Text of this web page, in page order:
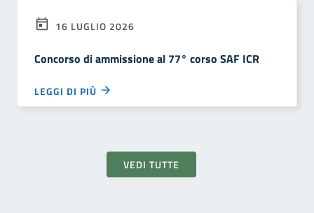
16 LUGLIO 2026
Concorso di ammissione al 77° corso SAF ICR
LEGGI DI PIÙ
VEDI TUTTE